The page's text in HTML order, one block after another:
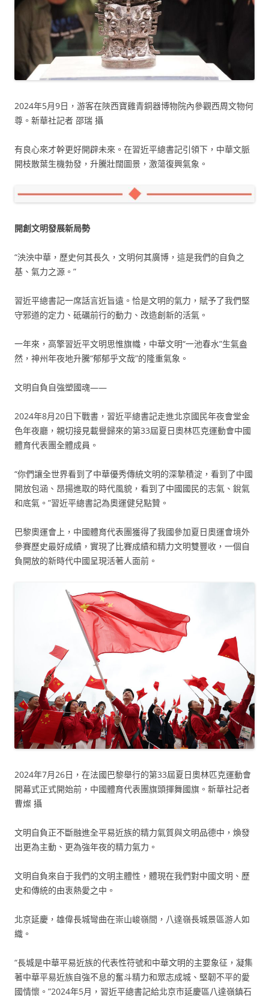
2024年5月9日，游客在陜西寶雞青銅器博物院內參觀西周文物何
尊。新華社記者 邵瑞 攝
有良心來才幹更好開辟未來。在習近平總書記引領下，中華文脈
開枝散葉生機勃發，升騰壯闊圖景，激蕩復興氣象。
開創文明發展新局勢
“泱泱中華，歷史何其長久，文明何其廣博，這是我們的自負之
基、氣力之源。”
習近平總書記一席話言近旨遠。恰是文明的氣力，賦予了我們堅
守邪道的定力、砥礪前行的動力、改造創新的活氣。
一年來，高擎習近平文明思惟旗幟，中華文明“一池春水”生氣盎
然，神州年夜地升騰“郁郁乎文哉”的隆重氣象。
文明自負自強塑國魂——
2024年8月20日下戰書，習近平總書記走進北京國民年夜會堂金
色年夜廳，親切接見載譽歸來的第33屆夏日奧林匹克運動會中國
體育代表團全體成員。
“你們讓全世界看到了中華優秀傳統文明的深摯積淀，看到了中國
開放包涵、昂揚進取的時代風貌，看到了中國國民的志氣、銳氣
和底氣。”習近平總書記為奧運健兒點贊。
巴黎奧運會上，中國體育代表團獲得了我國參加夏日奧運會境外
參賽歷史最好成績，實現了比賽成績和精力文明雙豐收，一個自
負開放的新時代中國呈現活著人面前。
2024年7月26日，在法國巴黎舉行的第33屆夏日奧林匹克運動會
開幕式正式開始前，中國體育代表團旗頭揮舞國旗。新華社記者
曹燦 攝
文明自負正不斷融進全平易近族的精力氣質與文明品德中，煥發
出更為主動、更為強年夜的精力氣力。
文明自負來自于我們的文明主體性，體現在我們對中國文明、歷
史和傳統的由衷熱愛之中。
北京延慶，雄偉長城彎曲在崇山峻嶺間，八達嶺長城景區游人如
織。
“長城是中華平易近族的代表性符號和中華文明的主要象征，凝集
著中華平易近族自強不息的奮斗精力和眾志成城、堅韌不平的愛
國情懷。”2024年5月，習近平總書記給北京市延慶區八達嶺鎮石